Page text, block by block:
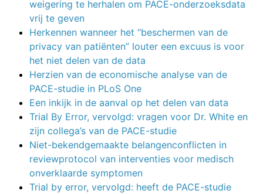
weigering te herhalen om PACE-onderzoeksdata
vrij te geven
Herkennen wanneer het “beschermen van de
privacy van patiënten” louter een excuus is voor
het niet delen van de data
Herzien van de economische analyse van de
PACE-studie in PLoS One
Een inkijk in de aanval op het delen van data
Trial By Error, vervolgd: vragen voor Dr. White en
zijn collega’s van de PACE-studie
Niet-bekendgemaakte belangenconflicten in
reviewprotocol van interventies voor medisch
onverklaarde symptomen
Trial by error, vervolgd: heeft de PACE-studie